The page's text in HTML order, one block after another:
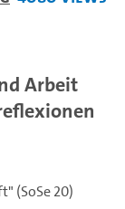
Arbeit
(SoSe 20)